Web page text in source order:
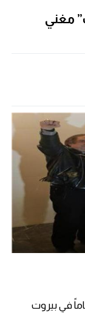
مغني
اللبناني ”سامي كلارك” عن 73 عاماً في بيروت